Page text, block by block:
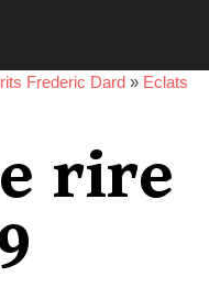
Frederic Dard » Eclats
rire